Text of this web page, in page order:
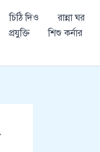
চিঠি দিও
রান্না ঘর
প্রযুক্তি
শিশু কর্নার